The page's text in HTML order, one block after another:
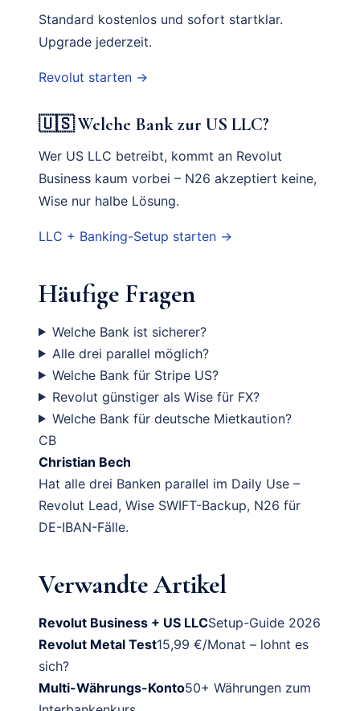
Standard kostenlos und sofort startklar.
Upgrade jederzeit.
Revolut starten →
🇺🇸 Welche Bank zur US LLC?
Wer US LLC betreibt, kommt an Revolut
Business kaum vorbei – N26 akzeptiert keine,
Wise nur halbe Lösung.
LLC + Banking-Setup starten →
Häufige Fragen
Welche Bank ist sicherer?
Alle drei parallel möglich?
Welche Bank für Stripe US?
Revolut günstiger als Wise für FX?
Welche Bank für deutsche Mietkaution?
CB
Christian Bech
Hat alle drei Banken parallel im Daily Use –
Revolut Lead, Wise SWIFT-Backup, N26 für
DE-IBAN-Fälle.
Verwandte Artikel
Revolut Business + US LLCSetup-Guide 2026
Revolut Metal Test15,99 €/Monat – lohnt es
sich?
Multi-Währungs-Konto50+ Währungen zum